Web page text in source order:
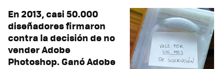
En 2013, casi 50.000
diseñadores firmaron
contra la decisión de no
vender Adobe
Photoshop. Ganó Adobe